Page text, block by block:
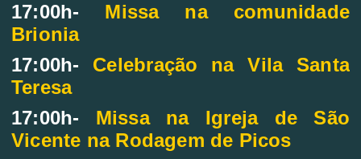
17:00h- Missa na comunidade
Brionia
17:00h- Celebração na Vila Santa
Teresa
17:00h- Missa na Igreja de São
Vicente na Rodagem de Picos